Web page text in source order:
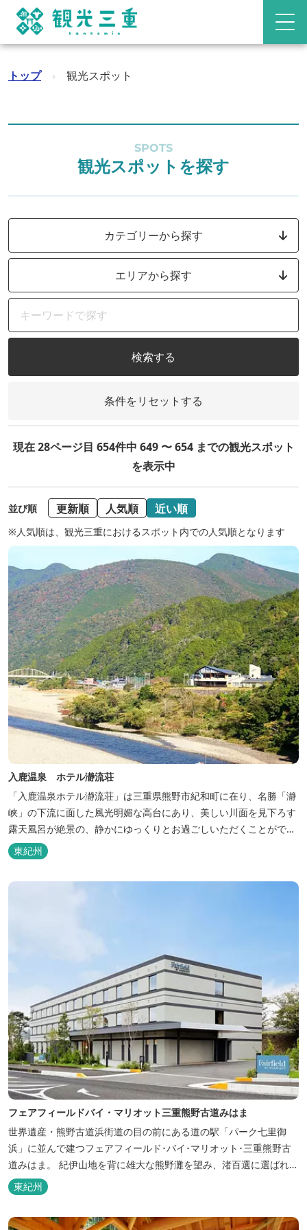
トップ › 観光スポット
SPOTS
観光スポットを探す
カテゴリーから探す
エリアから探す
検索する
条件をリセットする
現在 28ページ目 654件中 649 〜 654 までの観光スポット
を表示中
並び順 更新順 人気順 近い順
※人気順は、観光三重におけるスポット内での人気順となります
入鹿温泉 ホテル瀞流荘
「入鹿温泉ホテル瀞流荘」は三重県熊野市紀和町に在り、名勝「瀞
峡」の下流に面した風光明媚な高台にあり、美しい川面を見下ろす
露天風呂が絶景の、静かにゆっくりとお過ごしいただくことができ
る温泉宿泊施設です。 熊野古道をはじめ、日本一の棚田と称される
丸山千枚田、赤木城跡、熊野本宮大社（熊野三山）、玉置神社が近
くに点在し、和歌山・奈良の遺産や名所からも近いことから観光ア
東紀州
フェアフィールドバイ・マリオット三重熊野古道みはま
世界遺産・熊野古道浜街道の目の前にある道の駅「パーク七里御
浜」に並んで建つフェアフィールド･バイ･マリオット･三重熊野古
道みはま。 紀伊山地を背に雄大な熊野灘を望み、渚百選に選ばれた
七里御浜海岸などの美しい自然が広がります。一年を通して暖かで
過ごしやすく、季節を通じて穫れる数々の品種のみかんをはじめ、
豊富な畑の幸や海の幸を堪能していただけます。 風光明媚な御浜を
東紀州